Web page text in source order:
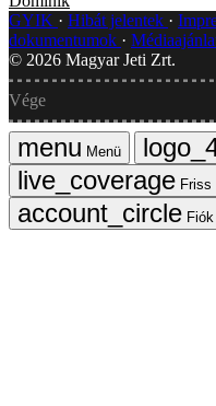
GYIK
Hibát jelentek
dokumentumok
© 2026 Magyar Jeti Zrt.
Vége
Menü
Friss
Fiók